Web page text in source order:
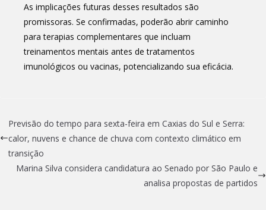
As implicações futuras desses resultados são
promissoras. Se confirmadas, poderão abrir caminho
para terapias complementares que incluam
treinamentos mentais antes de tratamentos
imunológicos ou vacinas, potencializando sua eficácia.
Previsão do tempo para sexta-feira em Caxias do Sul e Serra:
calor, nuvens e chance de chuva com contexto climático em
transição
Marina Silva considera candidatura ao Senado por São Paulo e
analisa propostas de partidos